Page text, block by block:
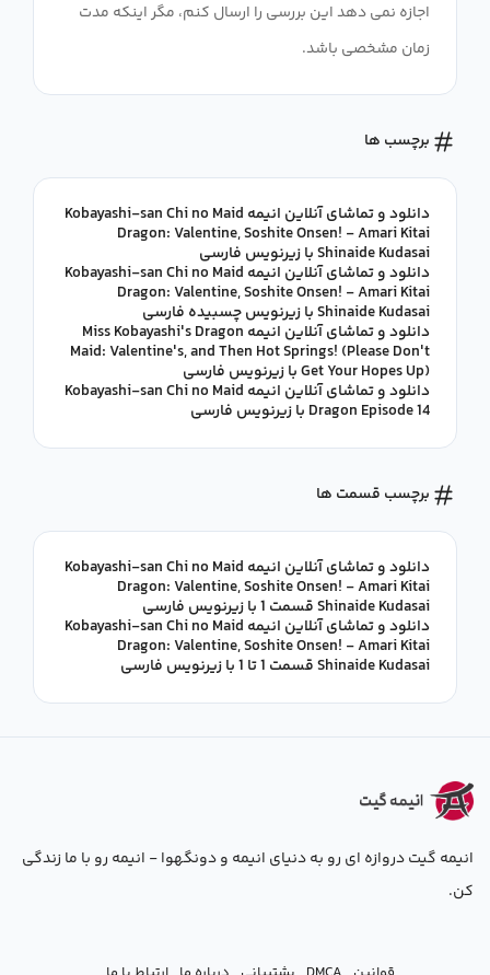
اجازه نمی دهد این بررسی را ارسال کنم، مگر اینکه مدت
زمان مشخصی باشد.
برچسب ها
دانلود و تماشای آنلاین انیمه Kobayashi-san Chi no Maid
Dragon: Valentine, Soshite Onsen! - Amari Kitai
Shinaide Kudasai با زیرنویس فارسی
دانلود و تماشای آنلاین انیمه Kobayashi-san Chi no Maid
Dragon: Valentine, Soshite Onsen! - Amari Kitai
Shinaide Kudasai با زیرنویس چسبیده فارسی
دانلود و تماشای آنلاین انیمه Miss Kobayashi's Dragon
Maid: Valentine's, and Then Hot Springs! (Please Don't
Get Your Hopes Up) با زیرنویس فارسی
دانلود و تماشای آنلاین انیمه Kobayashi-san Chi no Maid
Dragon Episode 14 با زیرنویس فارسی
برچسب قسمت ها
دانلود و تماشای آنلاین انیمه Kobayashi-san Chi no Maid
Dragon: Valentine, Soshite Onsen! - Amari Kitai
Shinaide Kudasai قسمت 1 با زیرنویس فارسی
دانلود و تماشای آنلاین انیمه Kobayashi-san Chi no Maid
Dragon: Valentine, Soshite Onsen! - Amari Kitai
Shinaide Kudasai قسمت 1 تا 1 با زیرنویس فارسی
انیمه گیت دروازه ای رو به دنیای انیمه و دونگهوا - انیمه رو با ما زندگی
کن.